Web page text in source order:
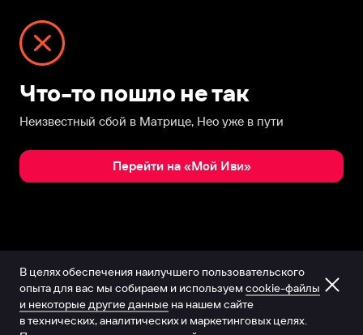
Что-то пошло не так
Неизвестный сбой в Матрице, Нео уже в пути
Перейти на «Мой Иви»
В целях обеспечения наилучшего пользовательского
опыта для вас мы собираем и используем cookie-файлы
и некоторые другие данные на нашем сайте
в технических, аналитических и маркетинговых целях.